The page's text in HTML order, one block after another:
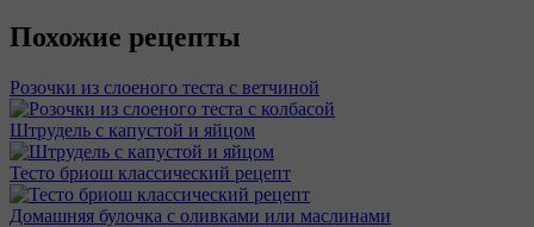
Похожие рецепты
Розочки из слоеного теста с ветчиной
Штрудель с капустой и яйцом
Тесто бриош классический рецепт
Домашняя булочка с оливками или маслинами